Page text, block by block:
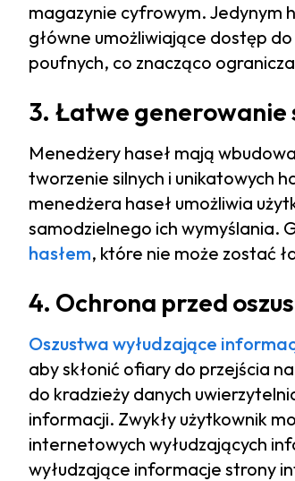
magazynie cyfrowym. Jedynym
główne umożliwiające dostęp
poufnych, co znacząco
3. Łatwe generowanie
Menedżery haseł mają
tworzenie silnych i unikatowych
menedżera haseł umożliwia
samodzielnego ich wymyślania.
hasłem, które nie może zostać
4. Ochrona przed
Oszustwa wyłudzające
aby skłonić ofiary do przejścia
do kradzieży danych
informacji. Zwykły użytkownik
internetowych wyłudzających
wyłudzające informacje strony